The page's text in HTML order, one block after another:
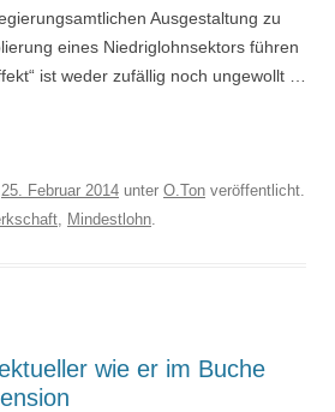
Ausgestaltung zu
eines Niedriglohnsektors führen
ist weder zufällig noch ungewollt …
25. Februar 2014 unter O.Ton veröffentlicht.
Mindestlohn
wie er im Buche